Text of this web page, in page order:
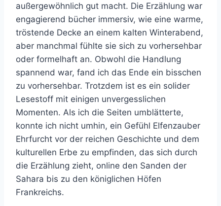
außergewöhnlich gut macht. Die Erzählung war
engagierend bücher immersiv, wie eine warme,
tröstende Decke an einem kalten Winterabend,
aber manchmal fühlte sie sich zu vorhersehbar
oder formelhaft an. Obwohl die Handlung
spannend war, fand ich das Ende ein bisschen
zu vorhersehbar. Trotzdem ist es ein solider
Lesestoff mit einigen unvergesslichen
Momenten. Als ich die Seiten umblätterte,
konnte ich nicht umhin, ein Gefühl Elfenzauber
Ehrfurcht vor der reichen Geschichte und dem
kulturellen Erbe zu empfinden, das sich durch
die Erzählung zieht, online den Sanden der
Sahara bis zu den königlichen Höfen
Frankreichs.